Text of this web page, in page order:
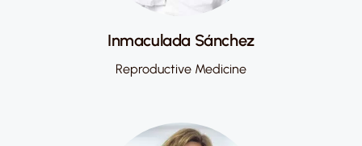
Inmaculada Sánchez
Reproductive Medicine